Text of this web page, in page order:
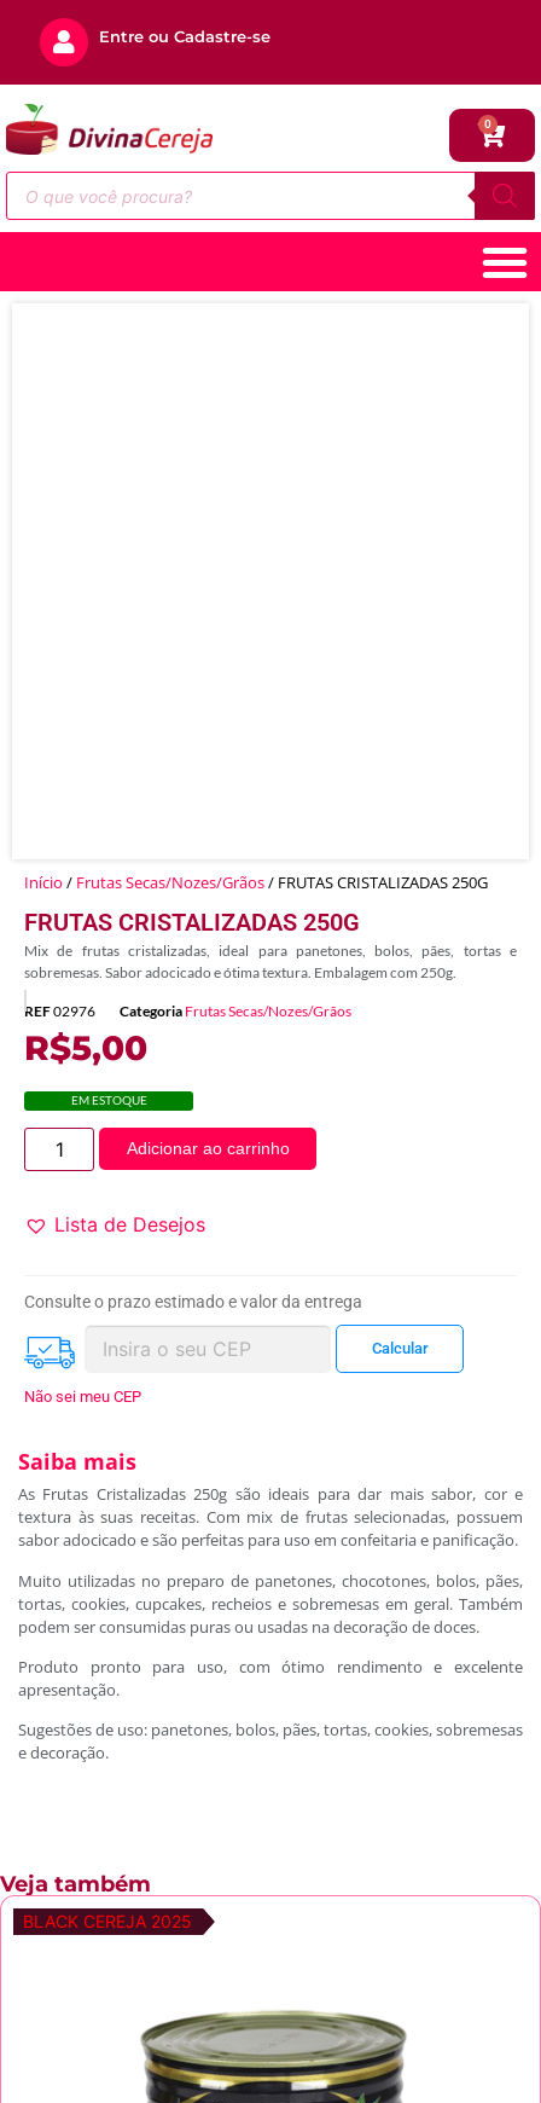
Entre ou Cadastre-se
0
Início / Frutas Secas/Nozes/Grãos/ FRUTAS CRISTALIZADAS 250G
FRUTAS CRISTALIZADAS 250G
Mix de frutas cristalizadas, ideal para panetones, bolos, pães, tortas e
sobremesas. Sabor adocicado e ótima textura. Embalagem com 250g.
REF02976 Categoria Frutas Secas/Nozes/Grãos
R$5,00
EM ESTOQUE
Adicionar ao carrinho
Lista de Desejos
Consulte o prazo estimado e valor da entrega
Não sei meu CEP
Saiba mais
As Frutas Cristalizadas 250g são ideais para dar mais sabor, cor e
textura às suas receitas. Com mix de frutas selecionadas, possuem
sabor adocicado e são perfeitas para uso em confeitaria e panificação.
Muito utilizadas no preparo de panetones, chocotones, bolos, pães,
tortas, cookies, cupcakes, recheios e sobremesas em geral. Também
podem ser consumidas puras ou usadas na decoração de doces.
Produto pronto para uso, com ótimo rendimento e excelente
apresentação.
Sugestões de uso: panetones, bolos, pães, tortas, cookies, sobremesas
e decoração.
Veja também
BLACK CEREJA 2025
BLACK CEREJA 2025